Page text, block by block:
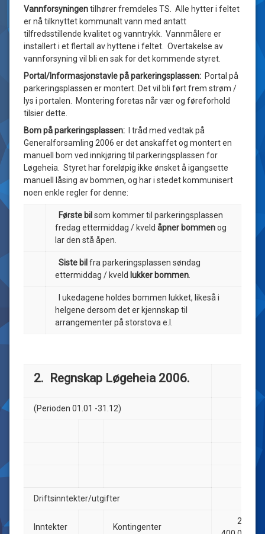
Vannforsyningentilhører fremdeles TS. Alle hytter i feltet
er nå tilknyttet kommunalt vann med antatt
tilfredsstillende kvalitet og vanntrykk. Vannmålere er
installert i et flertall av hyttene i feltet. Overtakelse av
vannforsyning vil bli en sak for det kommende styret.
Portal/Informasjonstavle på parkeringsplassen: Portal på
parkeringsplassen er montert. Det vil bli ført frem strøm /
lys i portalen. Montering foretas når vær og føreforhold
tilsier dette.
Bom på parkeringsplassen: I tråd med vedtak på
Generalforsamling 2006 er det anskaffet og montert en
manuell bom ved innkjøring til parkeringsplassen for
Løgeheia. Styret har foreløpig ikke ønsket å igangsette
manuell låsing av bommen, og har i stedet kommunisert
noen enkle regler for denne:
Første bilsom kommer til parkeringsplassen
fredag ettermiddag / kveld åpner bommenog
lar den stå åpen.
Siste bilfra parkeringsplassen søndag
ettermiddag / kveld lukker bommen
I ukedagene holdes bommen lukket, likeså i
helgene dersom det er kjennskap til
arrangementer på storstova e.l.
2. Regnskap Løgeheia 2006.
(Perioden 01.01 -31.12)
Driftsinntekter/utgifter
Inntekter Kontingenter
20